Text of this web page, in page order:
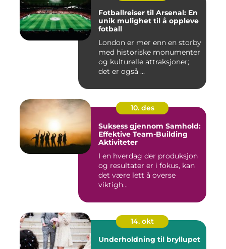
Fotballreiser til Arsenal: En
unik mulighet til å oppleve
fotball
London er mer enn en storby
med historiske monumenter
og kulturelle attraksjoner;
det er også ...
10. des
Suksess gjennom Samhold:
Effektive Team-Building
Aktiviteter
I en hverdag der produksjon
og resultater er i fokus, kan
det være lett å overse
viktigh...
14. okt
Underholdning til bryllupet